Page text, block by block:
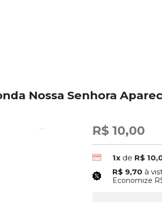
Nossa Senhora
R$ 10,00
1x de R$
R$ 9,70 à
Economize